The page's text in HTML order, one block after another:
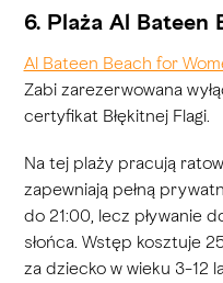
6. Plaża Al Bateen
Al Bateen Beach for
Zabi zarezerwowana
certyfikat Błękitnej Flagi.
Na tej plaży pracują
zapewniają pełną
do 21:00, lecz pływanie
słońca. Wstęp kosztuje
za dziecko w wieku 3-12